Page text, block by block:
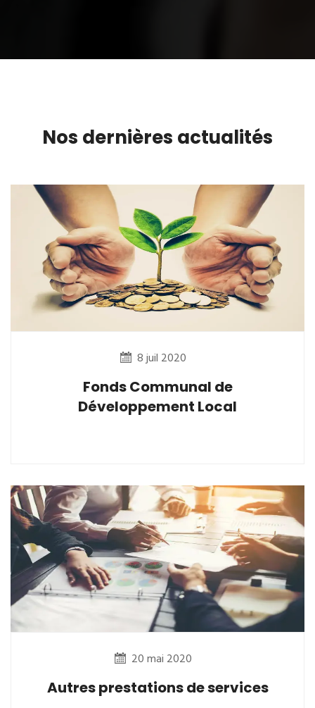
Nos dernières actualités
8 juil 2020
Fonds Communal de
Développement Local
20 mai 2020
Autres prestations de services